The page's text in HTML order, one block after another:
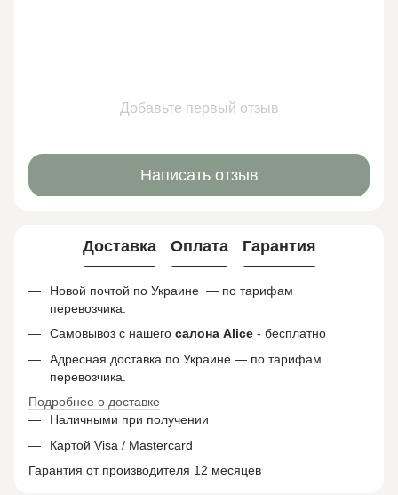
Добавьте первый отзыв
Написать отзыв
Доставка Оплата Гарантия
Новой почтой по Украине — по тарифам
перевозчика.
Самовывоз с нашего салона Alice - бесплатно
Адресная доставка по Украине — по тарифам
перевозчика.
Подробнее о доставке
Наличными при получении
Картой Visa / Mastercard
Гарантия от производителя 12 месяцев